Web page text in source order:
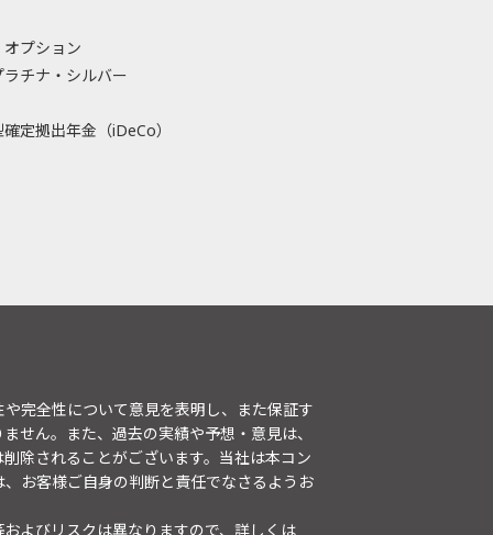
プション
ラチナ・シルバー
定拠出年金（iDeCo）
完全性について意見を表明し、また保証す
せん。また、過去の実績や予想・意見は、
除されることがございます。当社は本コン
お客様ご自身の判断と責任でなさるようお
よびリスクは異なりますので、詳しくは